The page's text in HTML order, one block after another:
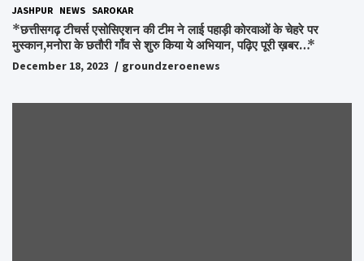
JASHPUR NEWS SAROKAR
*छत्तीसगढ़ टीचर्स एसोसिएशन की टीम ने लाई पहाड़ी कोरवाओं के चेहरे पर
मुस्कान,मनोरा के छतौरी गाँव से शुरु किया ये अभियान, पढ़िए पूरी ख़बर…*
December 18, 2023 groundzeroenews